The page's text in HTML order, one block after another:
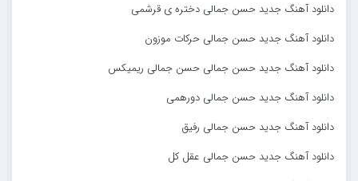
دانلود آهنگ جدید حسن جمالی دختره ی قرشمی
دانلود آهنگ جدید حسن جمالی حرکات موزون
دانلود آهنگ جدید حسن جمالی حسن جمالی ریمیکس
دانلود آهنگ جدید حسن جمالی دورهمی
دانلود آهنگ جدید حسن جمالی رفیق
دانلود آهنگ جدید حسن جمالی عقل کل